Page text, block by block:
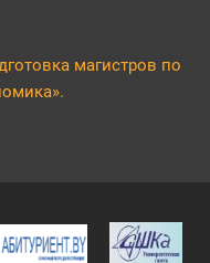
магистров по